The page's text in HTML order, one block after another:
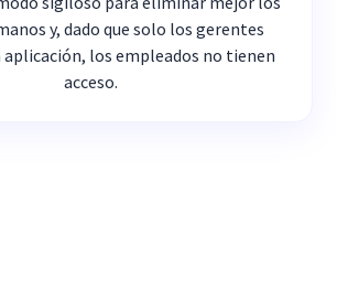
y, dado que solo los gerentes
los empleados no tienen
acceso.